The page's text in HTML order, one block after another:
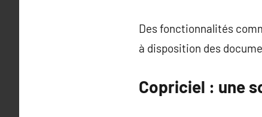
Des fonctionnalités
à disposition des
Copriciel : une